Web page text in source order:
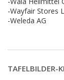
-Wayfair Stores
-Weleda AG
TAFELBILDER-